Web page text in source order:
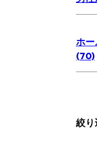
ホー
(70)
絞り